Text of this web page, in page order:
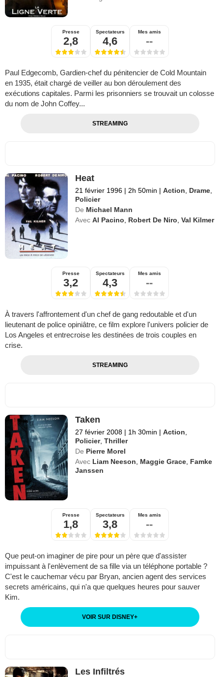
Presse
2,8
Spectateurs
4,6
Mes amis
--
Paul Edgecomb, Gardien-chef du pénitencier de Cold Mountain
en 1935, était chargé de veiller au bon déroulement des
exécutions capitales. Parmi les prisonniers se trouvait un colosse
du nom de John Coffey...
STREAMING
Heat
21 février 1996 | 2h 50min | Action Drame
Policier
De Michael Mann
Avec Al Pacino Robert De Niro ,Val Kilmer
Presse
3,2
Spectateurs
4,3
Mes amis
--
À travers l'affrontement d'un chef de gang redoutable et d'un
lieutenant de police opiniâtre, ce film explore l'univers policier de
Los Angeles et entrecroise les destinées de trois couples en
crise.
STREAMING
Taken
27 février 2008 | 1h 30min | Action
Policier,Thriller
De Pierre Morel
Avec Liam Neeson Maggie Grace Famke
Janssen
Presse
1,8
Spectateurs
3,8
Mes amis
--
Que peut-on imaginer de pire pour un père que d'assister
impuissant à l'enlèvement de sa fille via un téléphone portable ?
C'est le cauchemar vécu par Bryan, ancien agent des services
secrets américains, qui n'a que quelques heures pour sauver
Kim.
VOIR SUR DISNEY+
Les Infiltrés